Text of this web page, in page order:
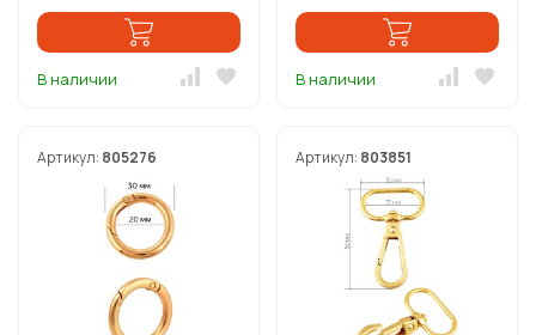
В наличии В наличии
Артикул: 805276 Артикул: 803851